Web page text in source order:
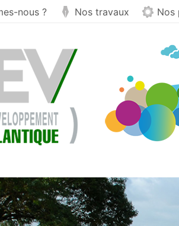
nous ? Nos travaux Nos